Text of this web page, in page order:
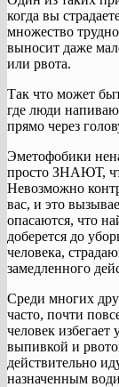
когда вы
множество
выносит даже
или рвота.
Так что может
где люди
прямо через
Эметофобики
просто ЗНАЮТ,
Невозможно
вас, и это
опасаются, что
доберется до
человека,
замедленного
Среди многих
часто, почти
человек
выпивкой и
действительно
назначенным